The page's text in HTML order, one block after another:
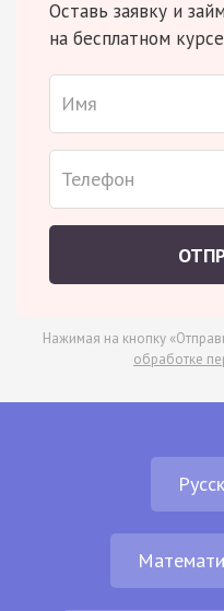
Оставь заявку и
на бесплатном
Нажимая на кнопку
обработке